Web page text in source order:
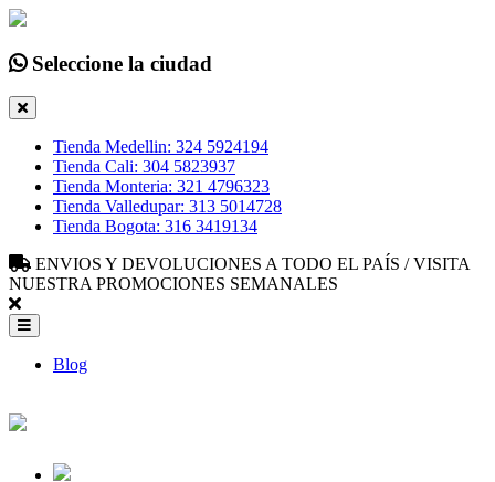
Seleccione la ciudad
Tienda Medellin: 324 5924194
Tienda Cali: 304 5823937
Tienda Monteria: 321 4796323
Tienda Valledupar: 313 5014728
Tienda Bogota: 316 3419134
ENVIOS Y DEVOLUCIONES A TODO EL PAÍS / VISITA
NUESTRA PROMOCIONES SEMANALES
Blog